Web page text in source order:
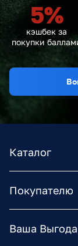
5%
кэшбек за
покупки
Каталог
Покупателю
Ваша Выгода